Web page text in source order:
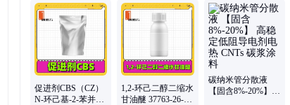
胶、10-羟基癸酸、乙烯基磷酸二乙酯、β-磷酸三钙、1-乙炔基环已
醇、肉豆蔻酸镁、硬脂酸钴、全氟三丁胺、磷酸锰铁锂、十一烯酸、
钨酸铝、间二异丙苯、锂硅合金、溴甲酚绿、生物活性玻璃、溴代海
因树脂颗粒、红铝、龙涎酮、原丁酸三甲酯
促进剂CBS（CZ）
N-环己基-2-苯并噻
1,2-环己二醇二缩水
甘油醚 37763-26-1
碳纳米管分散液
【固含8%-20%】